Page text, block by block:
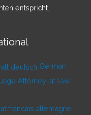
entspricht.
German